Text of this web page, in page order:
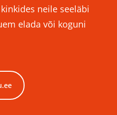
neile seeläbi
elada või koguni